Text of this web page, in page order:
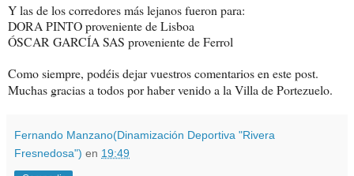
Y las de los corredores más lejanos fueron para:
DORA PINTO proveniente de Lisboa
ÓSCAR GARCÍA SAS proveniente de Ferrol
Como siempre, podéis dejar vuestros comentarios en este post.
Muchas gracias a todos por haber venido a la Villa de Portezuelo.
Fernando Manzano(Dinamización Deportiva "Rivera
Fresnedosa") en 19:49